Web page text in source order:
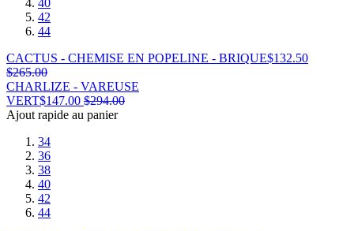
42
44
CACTUS - CHEMISE EN POPELINE - BRIQUE$132.50
$265.00
CHARLIZE - VAREUSE
VERT$147.00 $294.00
Ajout rapide au panier
34
36
38
40
42
44